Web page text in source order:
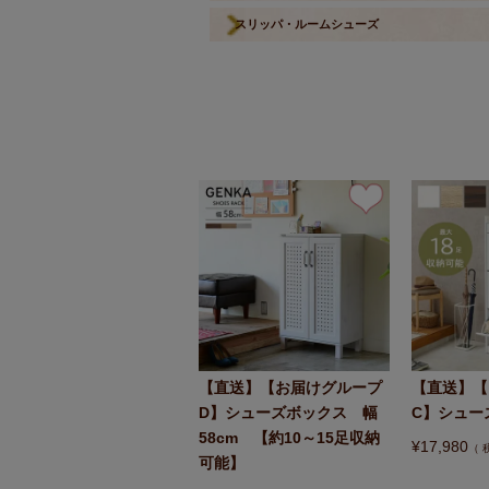
スリッパ・ルームシューズ
【直送】【お届けグループ
D】シューズボックス 幅
58cm 【約10～15足収納
可能】
【直送】
C】シュー
¥17,980